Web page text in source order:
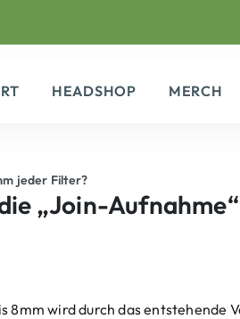
HEADSHOP
MERCH
jeder Filter?
„Join-
8mm wird durch das entstehende